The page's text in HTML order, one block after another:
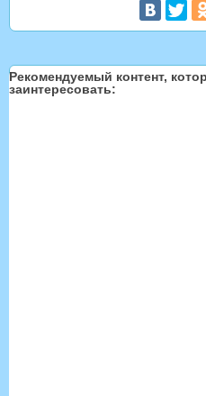
Рекомендуемый контент,
заинтересовать: